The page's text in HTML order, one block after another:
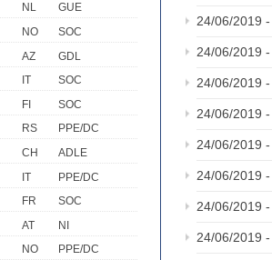
NL
GUE
NO
SOC
AZ
GDL
IT
SOC
FI
SOC
RS
PPE/DC
CH
ADLE
IT
PPE/DC
FR
SOC
AT
NI
NO
PPE/DC
24/06/2019 -
24/06/2019 -
24/06/2019 -
24/06/2019 -
24/06/2019 -
24/06/2019 -
24/06/2019 -
24/06/2019 -